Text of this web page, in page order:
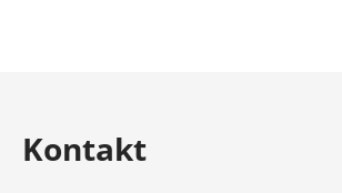
Kontakt